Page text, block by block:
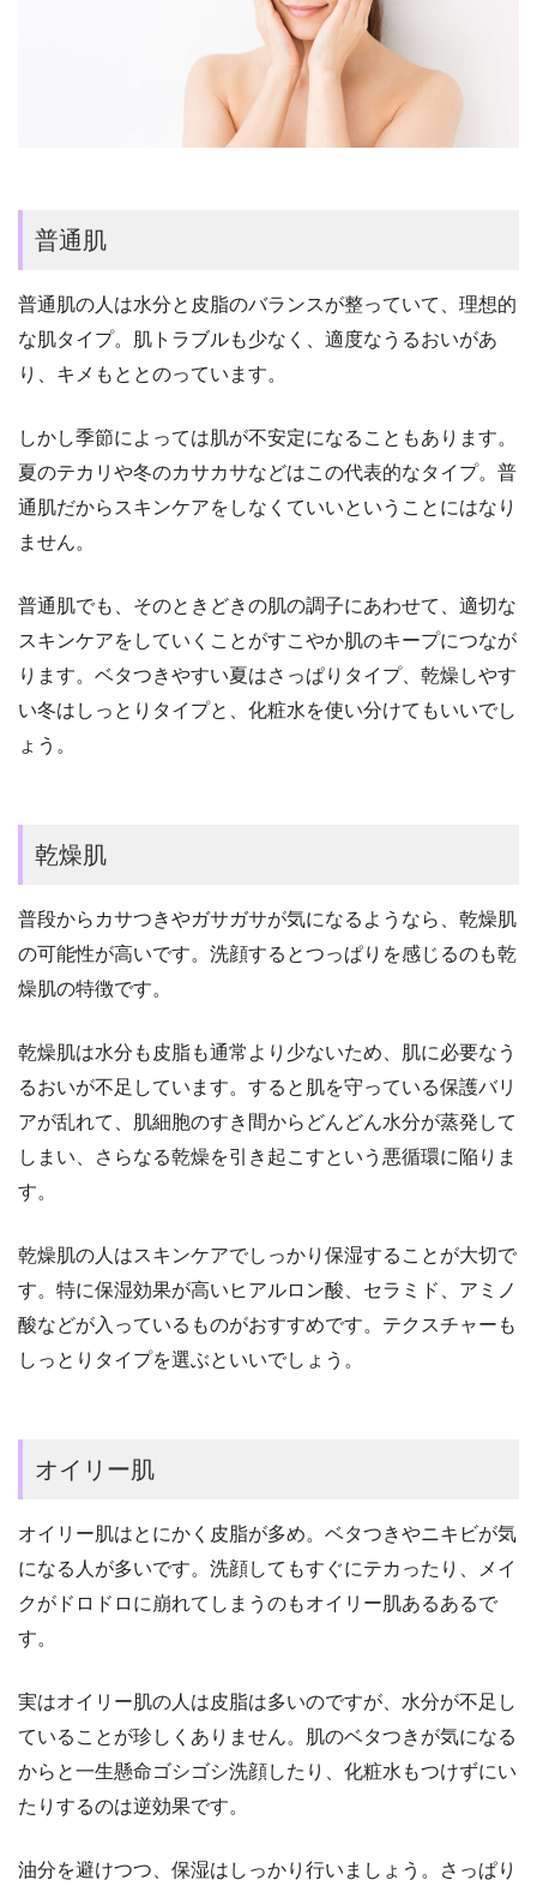
普通肌
普通肌の人は水分と皮脂のバランスが整っていて、理想的
な肌タイプ。肌トラブルも少なく、適度なうるおいがあ
り、キメもととのっています。
しかし季節によっては肌が不安定になることもあります。
夏のテカリや冬のカサカサなどはこの代表的なタイプ。普
通肌だからスキンケアをしなくていいということにはなり
ません。
普通肌でも、そのときどきの肌の調子にあわせて、適切な
スキンケアをしていくことがすこやか肌のキープにつなが
ります。ベタつきやすい夏はさっぱりタイプ、乾燥しやす
い冬はしっとりタイプと、化粧水を使い分けてもいいでし
ょう。
乾燥肌
普段からカサつきやガサガサが気になるようなら、乾燥肌
の可能性が高いです。洗顔するとつっぱりを感じるのも乾
燥肌の特徴です。
乾燥肌は水分も皮脂も通常より少ないため、肌に必要なう
るおいが不足しています。すると肌を守っている保護バリ
アが乱れて、肌細胞のすき間からどんどん水分が蒸発して
しまい、さらなる乾燥を引き起こすという悪循環に陥りま
す。
乾燥肌の人はスキンケアでしっかり保湿することが大切で
す。特に保湿効果が高いヒアルロン酸、セラミド、アミノ
酸などが入っているものがおすすめです。テクスチャーも
しっとりタイプを選ぶといいでしょう。
オイリー肌
オイリー肌はとにかく皮脂が多め。ベタつきやニキビが気
になる人が多いです。洗顔してもすぐにテカったり、メイ
クがドロドロに崩れてしまうのもオイリー肌あるあるで
す。
実はオイリー肌の人は皮脂は多いのですが、水分が不足し
ていることが珍しくありません。肌のベタつきが気になる
からと一生懸命ゴシゴシ洗顔したり、化粧水もつけずにい
たりするのは逆効果です。
油分を避けつつ、保湿はしっかり行いましょう。さっぱり